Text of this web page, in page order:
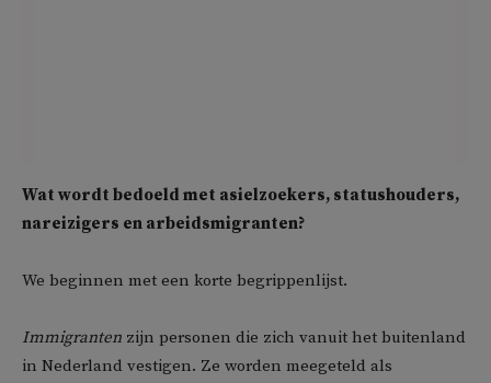
Wat wordt bedoeld met asielzoekers, statushouders,
nareizigers en arbeidsmigranten?
We beginnen met een korte begrippenlijst.
Immigranten zijn personen die zich vanuit het buitenland
in Nederland vestigen. Ze worden meegeteld als